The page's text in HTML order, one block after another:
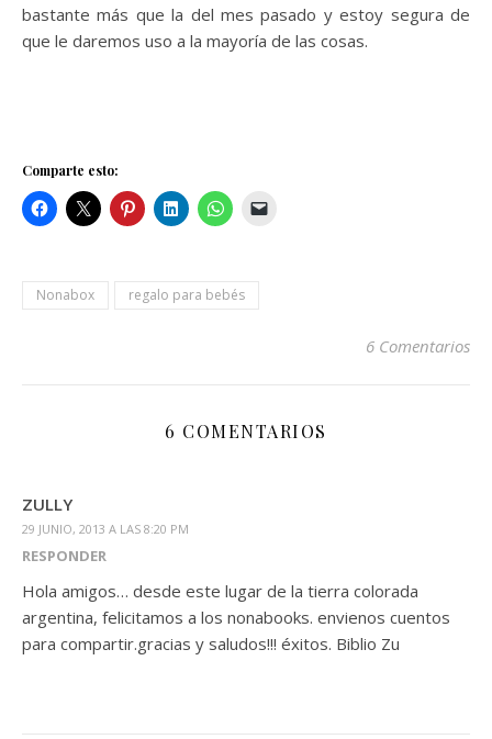
bastante más que la del mes pasado y estoy segura de
que le daremos uso a la mayoría de las cosas.
Comparte esto:
Nonabox regalo para bebés
6 Comentarios
6 COMENTARIOS
ZULLY
29 JUNIO, 2013 A LAS 8:20 PM
RESPONDER
Hola amigos… desde este lugar de la tierra colorada
argentina, felicitamos a los nonabooks. envienos cuentos
para compartir.gracias y saludos!!! éxitos. Biblio Zu